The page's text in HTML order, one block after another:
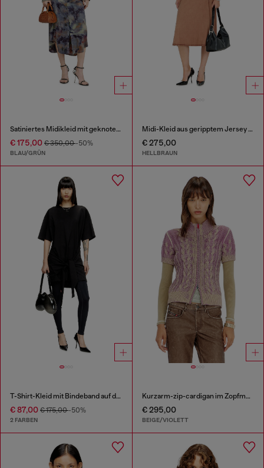
Satiniertes Midikleid mit geknotetem Oberteil
€ 175,00 € 350,00-50%
BLAU/GRÜN
Midi-Kleid aus geripptem Jersey mit Fledermausärmeln
€ 275,00
HELLBRAUN
T-Shirt-Kleid mit Bindeband auf der Vorderseite
€ 87,00 € 175,00-50%
2 FARBEN
Kurzarm-zip-cardigan im Zopfmuster
€ 295,00
BEIGE/VIOLETT